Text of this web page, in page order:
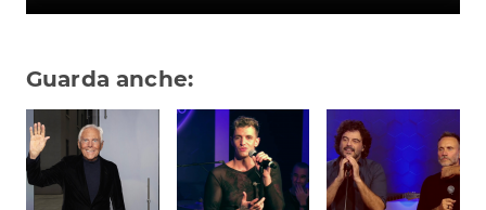
Speciali
Radio Subasio Music Club
Sanremo 2026
News
Guarda anche: